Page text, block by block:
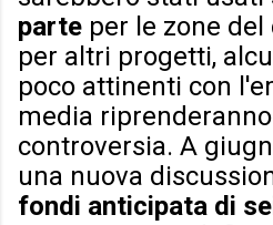
parte per le zone
per altri progetti,
poco attinenti con
media
controversia. A
una nuova
fondi anticipata di